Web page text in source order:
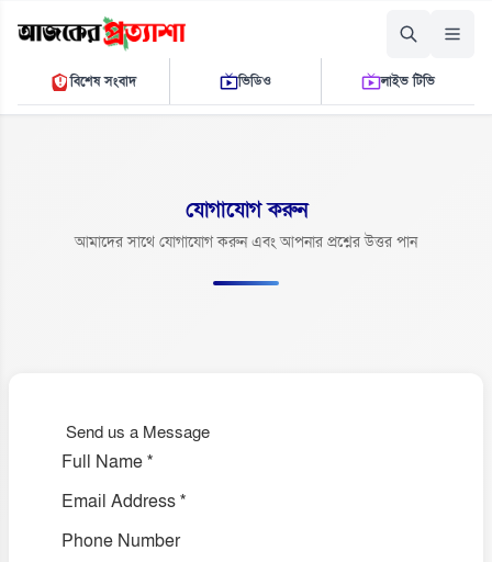
শুক্রবার, ০৭ আগস্ট ২০২৬
০২ ৩৯ ৪৫ এ.এম.THE DAILY AJKER PROTTASHA
বিশেষ সংবাদ ভিডিও লাইভ টিভি
যোগাযোগ করুন
আমাদের সাথে যোগাযোগ করুন এবং আপনার প্রশ্নের উত্তর পান
Send us a Message
Full Name*
Email Address*
Phone Number